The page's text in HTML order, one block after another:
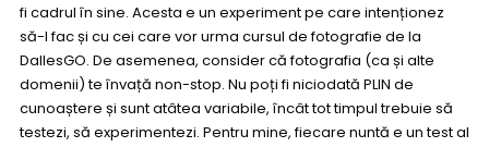
fi cadrul în sine. Acesta e un experiment pe care intenționez
să-l fac și cu cei care vor urma cursul de fotografie de la
DallesGO. De asemenea, consider că fotografia (ca și alte
domenii) te învață non-stop. Nu poți fi niciodată PLIN de
cunoaștere și sunt atâtea variabile, încât tot timpul trebuie să
testezi, să experimentezi. Pentru mine, fiecare nuntă e un test al